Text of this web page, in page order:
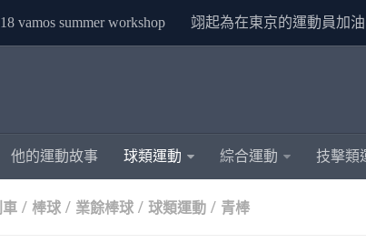
vamos summer workshop 翊起為在東京的運動員加油
他的運動故事 球類運動 綜合運動 技擊類
車 / 棒球 / 業餘棒球 / 球類運動 / 青棒